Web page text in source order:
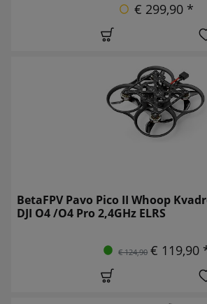
€ 299,90 *
BetaFPV Pavo Pico II Whoop
DJI O4 /O4 Pro 2,4GHz ELRS
€ 124,90 € 119,90